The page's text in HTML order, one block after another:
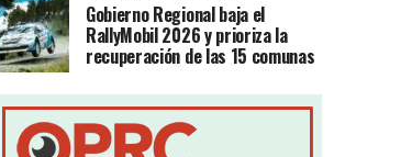
Gobierno Regional baja el
RallyMobil 2026 y prioriza la
recuperación de las 15 comunas